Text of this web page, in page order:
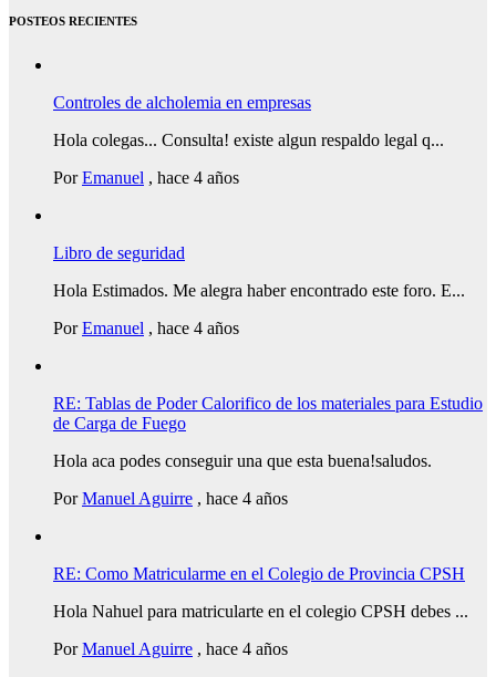
POSTEOS RECIENTES
Controles de alcholemia en empresas
Hola colegas... Consulta! existe algun respaldo legal q...
PorEmanuel , hace 4 años
Libro de seguridad
Hola Estimados. Me alegra haber encontrado este foro. E...
PorEmanuel , hace 4 años
RE: Tablas de Poder Calorifico de los materiales para Estudio
de Carga de Fuego
Hola aca podes conseguir una que esta buena!saludos.
PorManuel Aguirre , hace 4 años
RE: Como Matricularme en el Colegio de Provincia CPSH
Hola Nahuel para matricularte en el colegio CPSH debes ...
PorManuel Aguirre , hace 4 años